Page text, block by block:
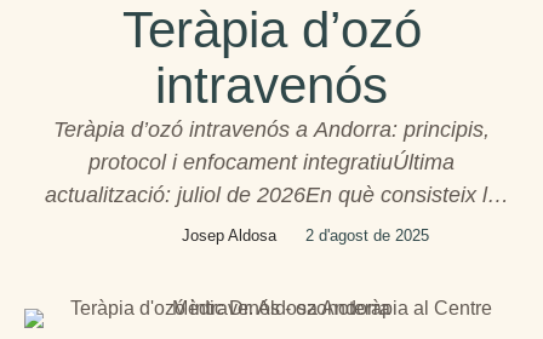
Teràpia d’ozó
intravenós
Teràpia d’ozó intravenós a Andorra: principis,
protocol i enfocament integratiuÚltima
actualització: juliol de 2026En què consisteix la
teràpia d’ozó intravenós i en quins contextos s’ha
mèdica d’oxigen i ozó, i desperta un interès
creixent en medicina integrativa. A Andorra, es pot
Josep Aldosa 2 d'agost de 2025